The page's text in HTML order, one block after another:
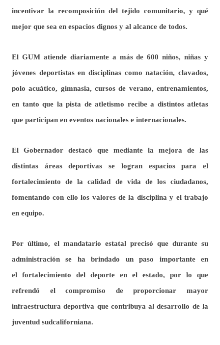
incentivar la recomposición del tejido comunitario, y qué
mejor que sea en espacios dignos y al alcance de todos.
El GUM atiende diariamente a más de 600 niños, niñas y
jóvenes deportistas en disciplinas como natación, clavados,
polo acuático, gimnasia, cursos de verano, entrenamientos,
en tanto que la pista de atletismo recibe a distintos atletas
que participan en eventos nacionales e internacionales.
El Gobernador destacó que mediante la mejora de las
distintas áreas deportivas se logran espacios para el
fortalecimiento de la calidad de vida de los ciudadanos,
fomentando con ello los valores de la disciplina y el trabajo
en equipo.
Por último, el mandatario estatal precisó que durante su
administración se ha brindado un paso importante en
el fortalecimiento del deporte en el estado, por lo que
refrendó el compromiso de proporcionar mayor
infraestructura deportiva que contribuya al desarrollo de la
juventud sudcaliforniana.